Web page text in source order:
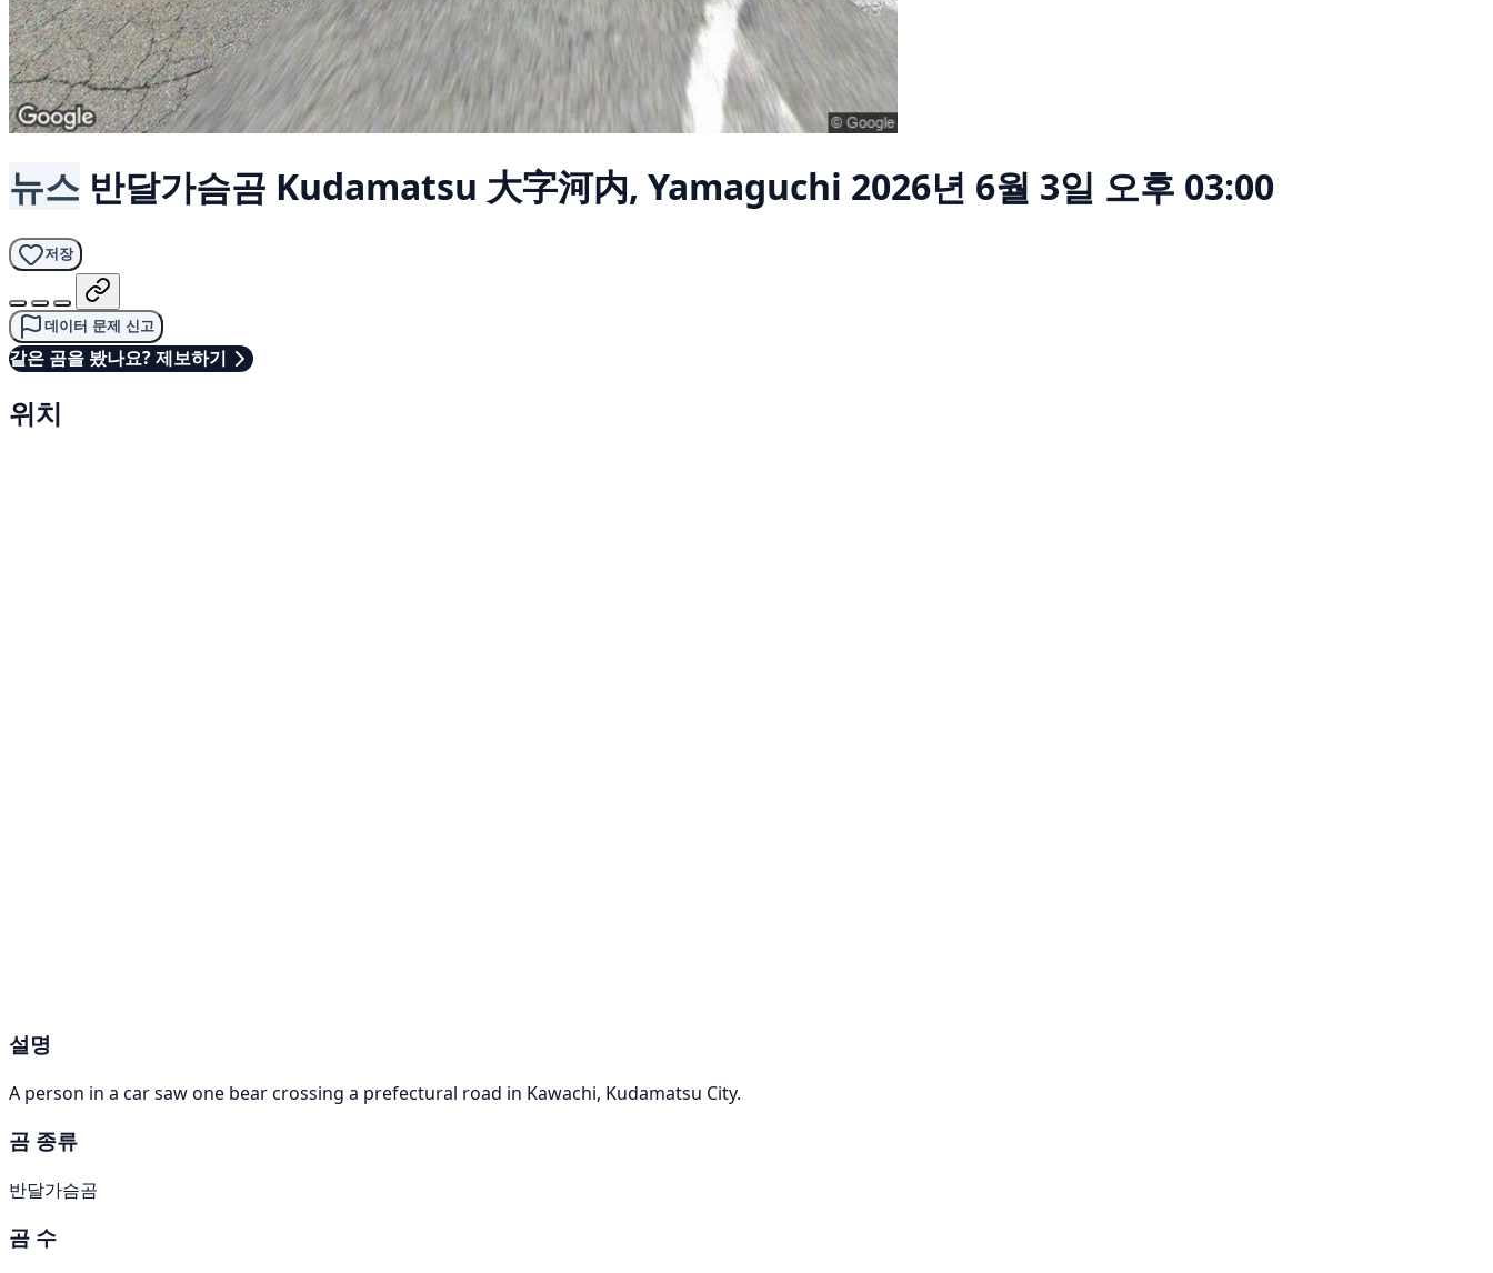
뉴스 반달가슴곰 Kudamatsu 大字河内, Yamaguchi 2026년 6월 3일 오후 03:00
저장
데이터 문제 신고
같은 곰을 봤나요? 제보하기
위치
설명
A person in a car saw one bear crossing a prefectural road in Kawachi, Kudamatsu City.
곰 종류
반달가슴곰
곰 수